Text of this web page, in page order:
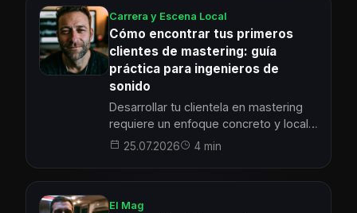
colaboración, con consejos concretos
para construir una asociación musical
fructífera dentro de tu escena local.
Carrera y Escena Local
Cómo encontrar tus primeros
clientes de mastering: guía
práctica para ingenieros de
sonido
Desarrollar tu clientela en mastering
requiere un enfoque concreto y local.
Descubre cómo crear vínculos sólidos
25.07.2026 4 min
El Mag